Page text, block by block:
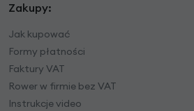
Zakupy:
Jak kupować
Formy płatności
Faktury VAT
Rower w firmie bez VAT
Instrukcje video